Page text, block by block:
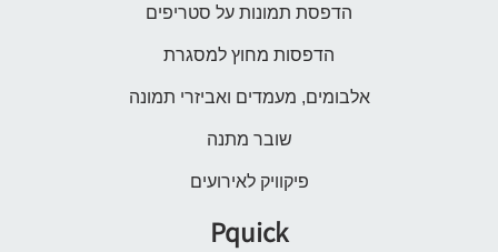
הדפסת תמונות על סטריפים
הדפסות מחוץ למסגרת
אלבומים, מעמדים ואביזרי תמונה
שובר מתנה
פיקוויק לאירועים
Pquick